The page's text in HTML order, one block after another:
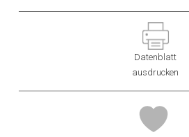
Datenblatt
ausdrucken